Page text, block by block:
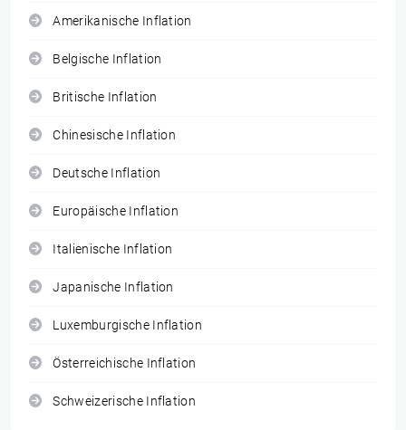
Amerikanische Inflation
Belgische Inflation
Britische Inflation
Chinesische Inflation
Deutsche Inflation
Europäische Inflation
Italienische Inflation
Japanische Inflation
Luxemburgische Inflation
Österreichische Inflation
Schweizerische Inflation